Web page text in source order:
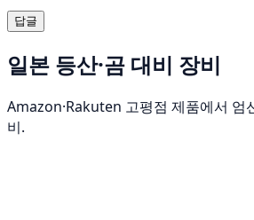
답글
일본 등산·곰 대비 장비
Amazon·Rakuten 고평점 제품에서 엄
비.